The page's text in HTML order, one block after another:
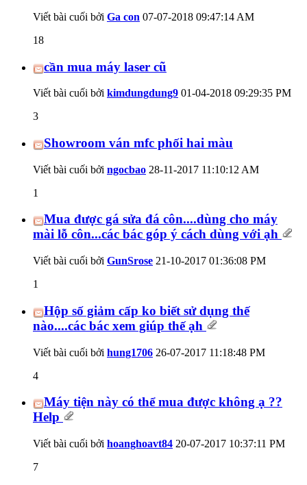
Viết bài cuối bởi Ga con 07-07-2018 09:47:14 AM
18
cần mua máy laser cũ
Viết bài cuối bởi kimdungdung9 01-04-2018 09:29:35 PM
3
Showroom ván mfc phối hai màu
Viết bài cuối bởi ngocbao 28-11-2017 11:10:12 AM
1
Mua được gá sửa đá côn....dùng cho máy
mài lỗ côn...các bác góp ý cách dùng với ạh
Viết bài cuối bởi GunSrose 21-10-2017 01:36:08 PM
1
Hộp số giảm cấp ko biết sử dụng thế
nào....các bác xem giúp thế ạh
Viết bài cuối bởi hung1706 26-07-2017 11:18:48 PM
4
Máy tiện này có thể mua được không ạ ??
Help
Viết bài cuối bởi hoanghoavt84 20-07-2017 10:37:11 PM
7